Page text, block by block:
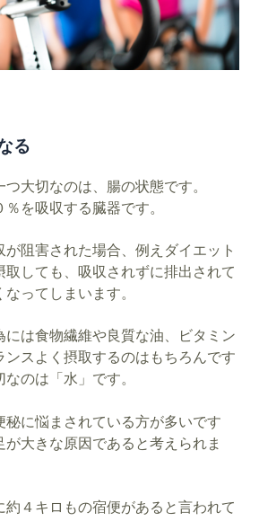
る
大切なのは、腸の状態です。
を吸収する臓器です。
が阻害された場合、例えダイエット
取しても、吸収されずに排出されて
ってしまいます。
には食物繊維や良質な油、ビタミン
ンスよく摂取するのはもちろんです
のは「水」です。
秘に悩まされている方が多いです
が大きな原因であると考えられま
約４キロもの宿便があると言われて